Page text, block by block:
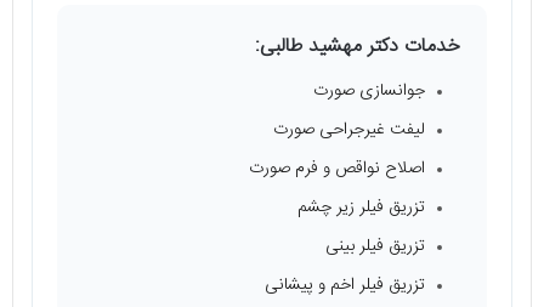
خدمات دکتر مهشید طالبی:
جوانسازی صورت
لیفت غیرجراحی صورت
اصلاح نواقص و فرم صورت
تزریق فیلر زیر چشم
تزریق فیلر بینی
تزریق فیلر اخم و پیشانی